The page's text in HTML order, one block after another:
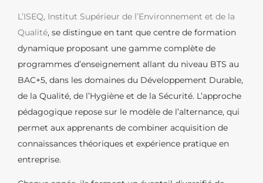
L’ISEQ, Institut Supérieur de l’Environnement et de la
Qualité, se distingue en tant que centre de formation
dynamique proposant une gamme complète de
programmes d’enseignement allant du niveau BTS au
BAC+5, dans les domaines du Développement Durable,
de la Qualité, de l’Hygiène et de la Sécurité. L’approche
pédagogique repose sur le modèle de l’alternance, qui
permet aux apprenants de combiner acquisition de
connaissances théoriques et expérience pratique en
entreprise.